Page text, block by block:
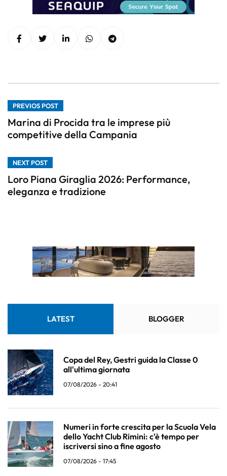
PREVIOS POST
Marina di Procida tra le imprese più
competitive della Campania
NEXT POST
Loro Piana Giraglia 2026: Performance,
eleganza e tradizione
LATEST BLOGGER
Copa del Rey, Gestri guida la Classe 0
all'ultima giornata
07/08/2026 - 20:41
Numeri in forte crescita per la Scuola Vela
dello Yacht Club Rimini: c'è tempo per
iscriversi sino a fine agosto
07/08/2026 - 17:45